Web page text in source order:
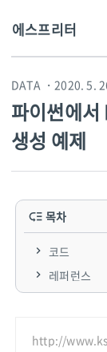
에스프리터
DATA ・2020. 5.
파이썬에
생성 예제
목차
코드
레퍼런스
http://